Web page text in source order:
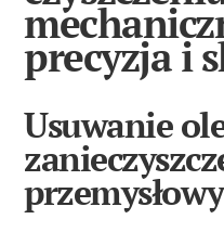
precyzja i
Usuwanie